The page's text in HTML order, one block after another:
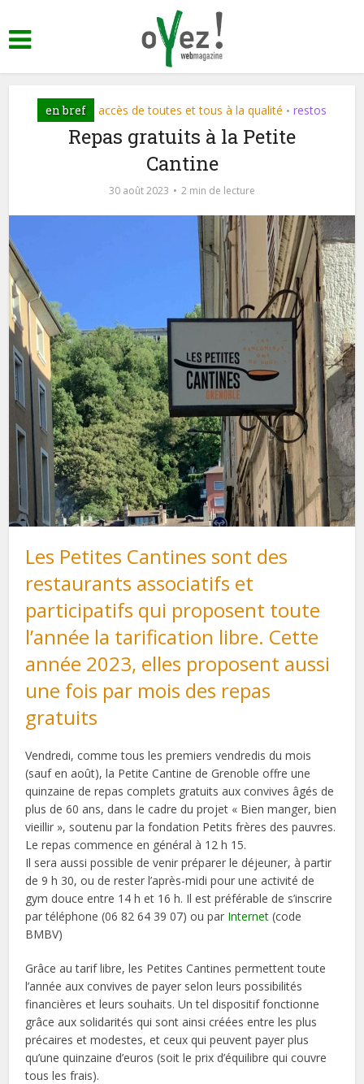
en bref accès de toutes et tous à la qualité • restos
Repas gratuits à la Petite
Cantine
30 août 2023 2 min de lecture
Les Petites Cantines sont des
restaurants associatifs et
participatifs qui proposent toute
l’année la tarification libre. Cette
année 2023, elles proposent aussi
une fois par mois des repas
gratuits
Vendredi, comme tous les premiers vendredis du mois
(sauf en août), la Petite Cantine de Grenoble offre une
quinzaine de repas complets gratuits aux convives âgés de
plus de 60 ans, dans le cadre du projet « Bien manger, bien
vieillir », soutenu par la fondation Petits frères des pauvres.
Le repas commence en général à 12 h 15.
Il sera aussi possible de venir préparer le déjeuner, à partir
de 9 h 30, ou de rester l’après-midi pour une activité de
gym douce entre 14 h et 16 h. Il est préférable de s’inscrire
par téléphone (06 82 64 39 07) ou par Internet (code
BMBV)
Grâce au tarif libre, les Petites Cantines permettent toute
l’année aux convives de payer selon leurs possibilités
financières et leurs souhaits. Un tel dispositif fonctionne
grâce aux solidarités qui sont ainsi créées entre les plus
précaires et modestes, et ceux qui peuvent payer plus
qu’une quinzaine d’euros (soit le prix d’équilibre qui couvre
tous les frais).